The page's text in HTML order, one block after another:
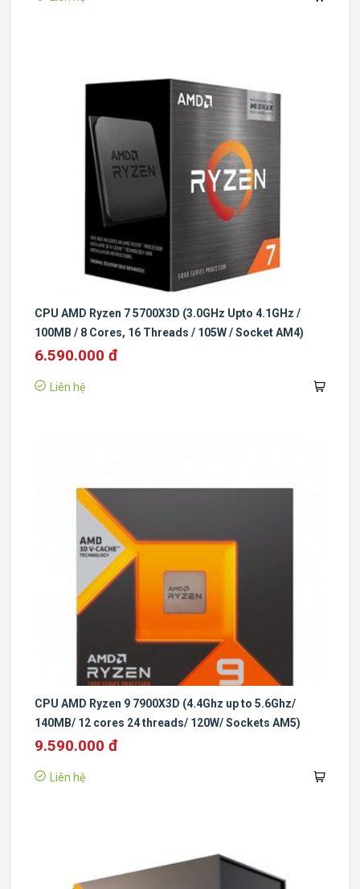
CPU AMD Ryzen 7 5700X3D (3.0GHz Upto 4.1GHz /
100MB / 8 Cores, 16 Threads / 105W / Socket AM4)
6.590.000 đ
Liên hệ
CPU AMD Ryzen 9 7900X3D (4.4Ghz up to 5.6Ghz/
140MB/ 12 cores 24 threads/ 120W/ Sockets AM5)
9.590.000 đ
Liên hệ